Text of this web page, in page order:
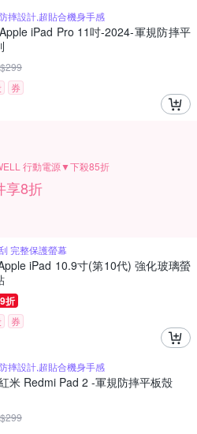
摔設計,超貼合機身手感
Apple iPad Pro 11吋-2024-軍規防摔平
$299
券
行動電源▼下殺85折
享8折
完整保護螢幕
iPad 10.9寸(第10代) 強化玻璃螢
9折
券
摔設計,超貼合機身手感
紅米 Redmi Pad 2 -軍規防摔平板殼
$299